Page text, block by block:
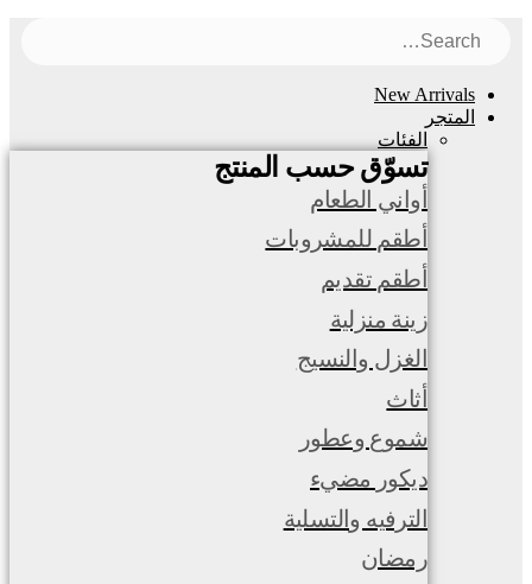
New Arrivals
المتجر
الفئات
تسوّق حسب المنتج
أواني الطعام
أطقم للمشروبات
أطقم تقديم
زينة منزلية
الغزل والنسيج
أثاث
شموع وعطور
ديكور مضيء
الترفيه والتسلية
رمضان